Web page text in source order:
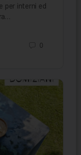
per interni ed
0